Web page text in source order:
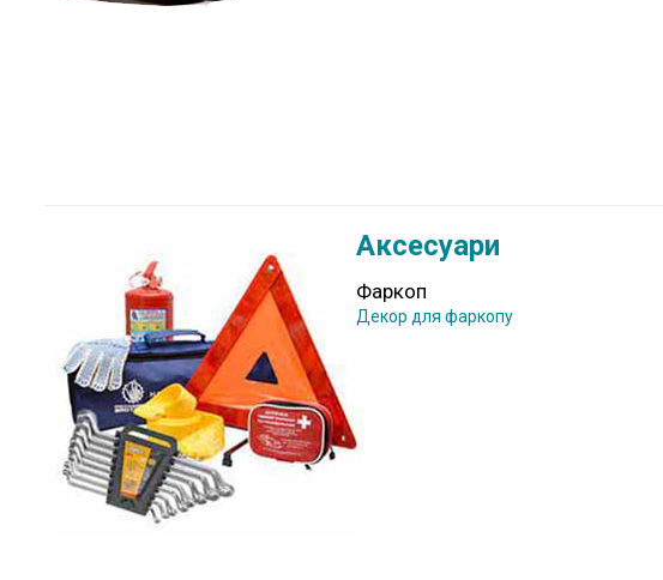
Аксесуари
Фаркоп
Декор для фаркопу